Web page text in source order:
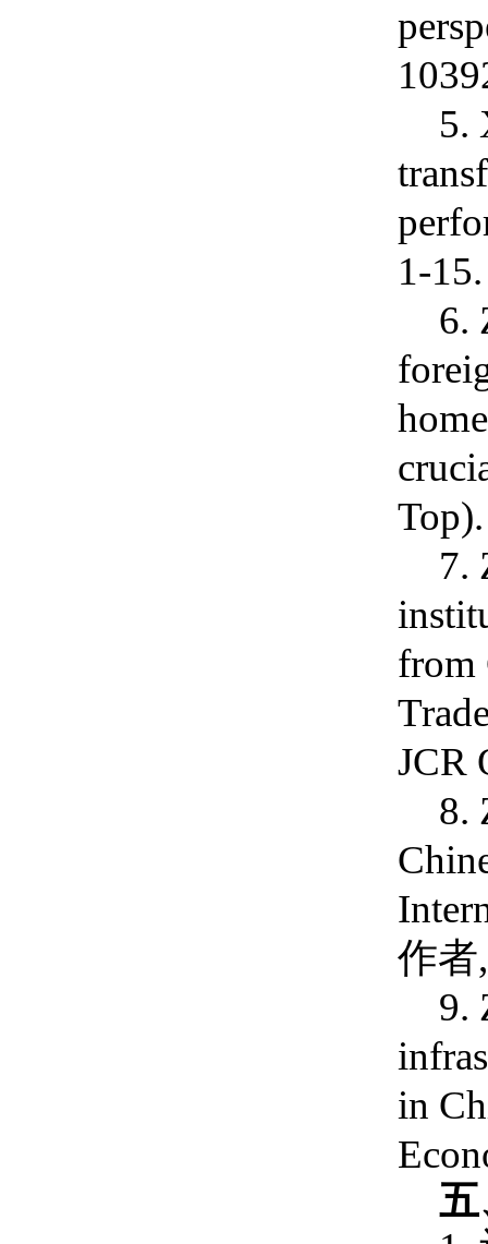
5.
1-15.
6.
Top).
7.
from
JCR
8.
作者
9.
in